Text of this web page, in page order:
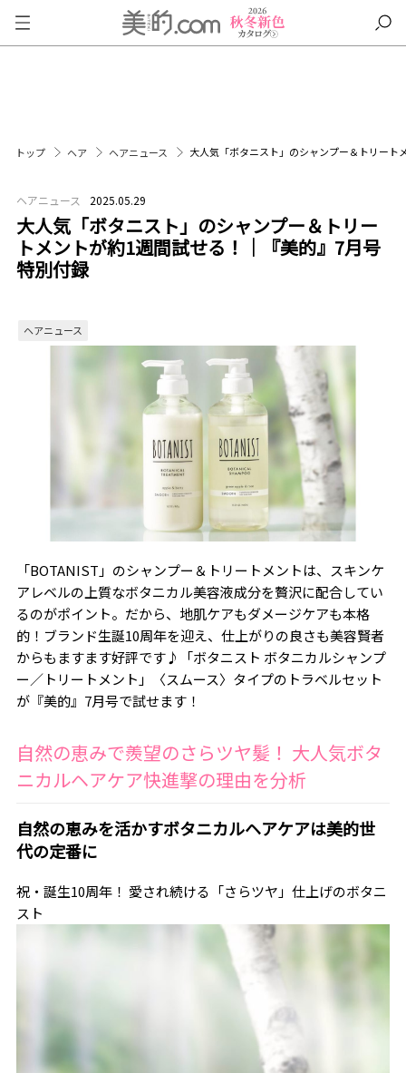
トップ ヘア ヘアニュース 大人気「ボタニスト」のシャンプー＆トリー
ヘアニュース 2025.05.29
大人気「ボタニスト」のシャンプー＆トリー
トメントが約1週間試せる！｜『美的』7月号
特別付録
ヘアニュース
「BOTANIST」のシャンプー＆トリートメントは、スキンケ
アレベルの上質なボタニカル美容液成分を贅沢に配合してい
るのがポイント。だから、地肌ケアもダメージケアも本格
的！ブランド生誕10周年を迎え、仕上がりの良さも美容賢者
からもますます好評です♪「ボタニスト ボタニカルシャンプ
ー／トリートメント」〈スムース〉タイプのトラベルセット
が『美的』7月号で試せます！
自然の恵みで羨望のさらツヤ髪！ 大人気ボタ
ニカルヘアケア快進撃の理由を分析
自然の恵みを活かすボタニカルヘアケアは美的世
代の定番に
祝・誕生10周年！ 愛され続ける「さらツヤ」仕上げのボタニ
スト